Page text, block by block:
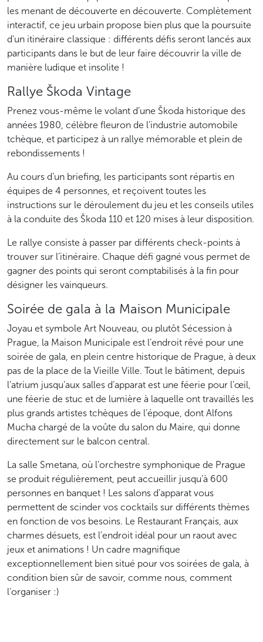
les menant de découverte en découverte. Complètement
interactif, ce jeu urbain propose bien plus que la poursuite
d’un itinéraire classique : différents défis seront lancés aux
participants dans le but de leur faire découvrir la ville de
manière ludique et insolite !
Rallye Škoda Vintage
Prenez vous-même le volant d’une Škoda historique des
années 1980, célèbre fleuron de l’industrie automobile
tchèque, et participez à un rallye mémorable et plein de
rebondissements !
Au cours d’un briefing, les participants sont répartis en
équipes de 4 personnes, et reçoivent toutes les
instructions sur le déroulement du jeu et les conseils utiles
à la conduite des Škoda 110 et 120 mises à leur disposition.
Le rallye consiste à passer par différents check-points à
trouver sur l’itinéraire. Chaque défi gagné vous permet de
gagner des points qui seront comptabilisés à la fin pour
désigner les vainqueurs.
Soirée de gala à la Maison Municipale
Joyau et symbole Art Nouveau, ou plutôt Sécession à
Prague, la Maison Municipale est l’endroit rêvé pour une
soirée de gala, en plein centre historique de Prague, à deux
pas de la place de la Vieille Ville. Tout le bâtiment, depuis
l’atrium jusqu’aux salles d’apparat est une féerie pour l’œil,
une féerie de stuc et de lumière à laquelle ont travaillés les
plus grands artistes tchèques de l’époque, dont Alfons
Mucha chargé de la voûte du salon du Maire, qui donne
directement sur le balcon central.
La salle Smetana, où l’orchestre symphonique de Prague
se produit régulièrement, peut accueillir jusqu’à 600
personnes en banquet ! Les salons d’apparat vous
permettent de scinder vos cocktails sur différents thèmes
en fonction de vos besoins. Le Restaurant Français, aux
charmes désuets, est l’endroit idéal pour un raout avec
jeux et animations ! Un cadre magnifique
exceptionnellement bien situé pour vos soirées de gala, à
condition bien sûr de savoir, comme nous, comment
l’organiser :)